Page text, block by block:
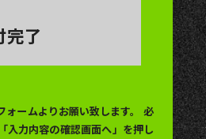
完了
ームよりお願い致します。
必
入力内容の確認画面へ」を押し